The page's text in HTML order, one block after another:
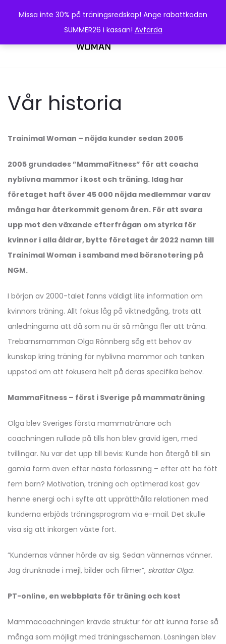
Missa inte 30% på träningsredskap! Ange rabattkoden
SUMMER26 i kassan! Avfärda
Vår historia
Trainimal Woman – nöjda kunder sedan 2005
2005 grundades ”MammaFitness” för att coacha
nyblivna mammor i kost och träning. Idag har
företaget haft över 45 000 nöjda medlemmar varav
många har återkommit genom åren. För att svara
upp mot den växande efterfrågan om styrka för
kvinnor i alla åldrar, bytte företaget år 2022 namn till
Trainimal Woman i samband med börsnotering på
NGM.
I början av 2000-talet fanns väldigt lite information om
kvinnors träning. Allt fokus låg på viktnedgång, trots att
anledningarna att då som nu är så många fler att träna.
Trebarnsmamman Olga Rönnberg såg ett behov av
kunskap kring träning för nyblivna mammor och tanken
uppstod om att fokusera helt på deras specifika behov.
MammaFitness – först i Sverige på mammaträning
Olga blev Sveriges första mammatränare och
coachningen rullade på tills hon blev gravid igen, med
tvillingar. Nu var det upp till bevis: Kunde hon återgå till sin
gamla form även efter nästa förlossning – efter att ha fött
fem barn? Motivation, träning och optimerad kost gav
henne energi och i syfte att upprätthålla relationen med
kunderna erbjöds träningsprogram via e-mail. Det skulle
visa sig att inkorgen växte fort.
”Kundernas vänner hörde av sig. Sedan vännernas vänner.
Jag drunknade i mejl, bilder och filmer”, skrattar Olga.
PT-online, en webbplats för träning och kost
Mammacoachningen krävde struktur för att kunna förse så
många som möjligt med träningsscheman. Lösningen blev